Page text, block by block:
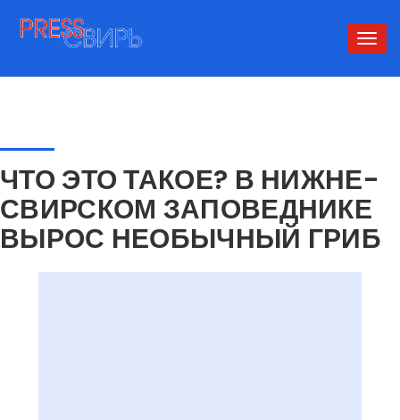
ЧТО ЭТО ТАКОЕ? В НИЖНЕ-
СВИРСКОМ ЗАПОВЕДНИКЕ
ВЫРОС НЕОБЫЧНЫЙ ГРИБ